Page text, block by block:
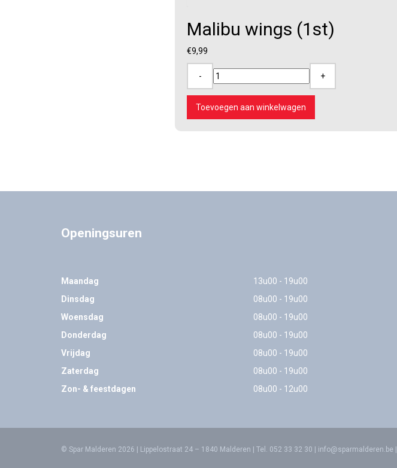
Malibu wings (1st)
€9,99
wings
(1st)
aantal
- +
Toevoegen aan winkelwagen
Openingsuren
Maandag
13u00 - 19u00
Dinsdag
08u00 - 19u00
Woensdag
08u00 - 19u00
Donderdag
08u00 - 19u00
Vrijdag
08u00 - 19u00
Zaterdag
08u00 - 19u00
Zon- & feestdagen
08u00 - 12u00
© Spar Malderen 2026 | Lippelostraat 24 – 1840 Malderen | Tel. 052 33 32 30 info@sparmalderen.be